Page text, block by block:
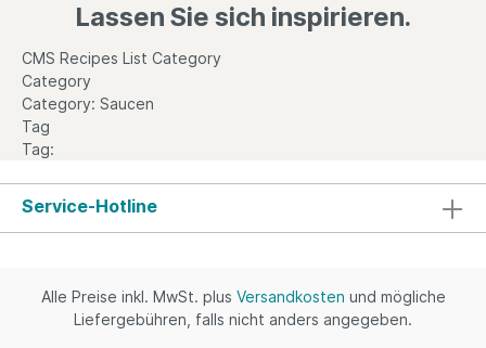
Lassen Sie sich inspirieren.
CMS Recipes List Category
Category
Category: Saucen
Tag
Tag:
Service-Hotline
Alle Preise inkl. MwSt. plus Versandkosten und mögliche
Liefergebühren, falls nicht anders angegeben.